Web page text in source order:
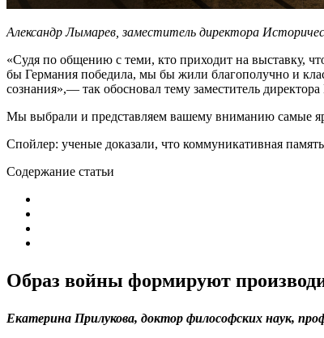
Александр Лымарев, заместитель директора
«Судя по общению с теми, кто приходит на выставку,
бы Германия победила, мы бы жили благополучно и
сознания»,— так обосновал тему заместитель
Мы выбрали и представляем вашему вниманию самые
Спойлер: ученые доказали, что коммуникативная
Содержание статьи
Образ войны формируют
Екатерина Прилукова, доктор философских наук,